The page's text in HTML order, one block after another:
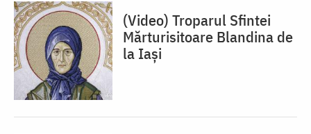
(Video) Troparul Sfintei
Mărturisitoare Blandina de
la Iași